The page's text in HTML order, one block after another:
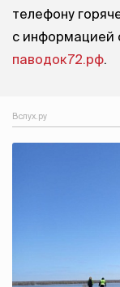
телефону
с информацией
паводок72.рф.
Вслух.ру